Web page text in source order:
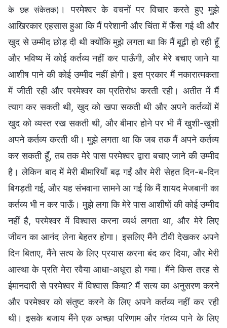
के छह संकेतक) । परमेश्वर के वचनों पर विचार करते हुए मुझे
आखिरकार एहसास हुआ कि मैं परेशानी और चिंता में फँस गई थी और
खुद से उम्मीद छोड़ दी थी क्योंकि मुझे लगता था कि मैं बूढ़ी हो रही हूँ
और भविष्य में कोई कर्तव्य नहीं कर पाऊँगी, और मेरे बचाए जाने या
आशीष पाने की कोई उम्मीद नहीं होगी। इस प्रकार मैं नकारात्मकता
में जीती रही और परमेश्वर का प्रतिरोध करती रही। अतीत में मैं
त्याग कर सकती थी, खुद को खपा सकती थी और अपने कर्तव्यों में
खुद को व्यस्त रख सकती थी, और बीमार होने पर भी मैं खुशी-खुशी
अपने कर्तव्य करती थी। मुझे लगता था कि जब तक मैं अपने कर्तव्य
कर सकती हूँ, तब तक मेरे पास परमेश्वर द्वारा बचाए जाने की उम्मीद
है। लेकिन बाद में मेरी बीमारियाँ बढ़ गईं और मेरी सेहत दिन-ब-दिन
बिगड़ती गई, और यह संभवाना सामने आ गई कि मैं शायद मेजबानी का
कर्तव्य भी न कर पाऊँ। मुझे लगा कि मेरे पास आशीषों की कोई उम्मीद
नहीं है, परमेश्वर में विश्वास करना व्यर्थ लगता था, और मेरे लिए
जीवन का आनंद लेना बेहतर होगा। इसलिए मैंने टीवी देखकर अपने
दिन बिताए, मैंने सत्य के लिए प्रयास करना बंद कर दिया, और मेरी
आस्था के प्रति मेरा रवैया आधा-अधूरा हो गया। मैंने किस तरह से
ईमानदारी से परमेश्वर में विश्वास किया? मैं सत्य का अनुसरण करने
और परमेश्वर को संतुष्ट करने के लिए अपने कर्तव्य नहीं कर रही
थी। इसके बजाय मैंने एक अच्छा परिणाम और गंतव्य पाने के लिए